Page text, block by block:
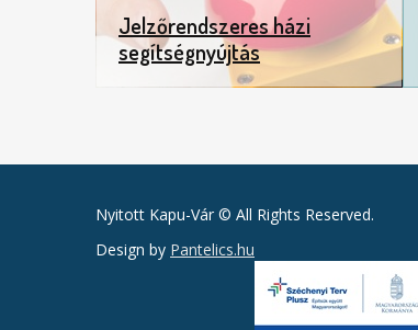
Jelzőrendszeres házi
segítségnyújtás
Nyitott Kapu-Vár © All Rights Reserved.
Design by Pantelics.hu